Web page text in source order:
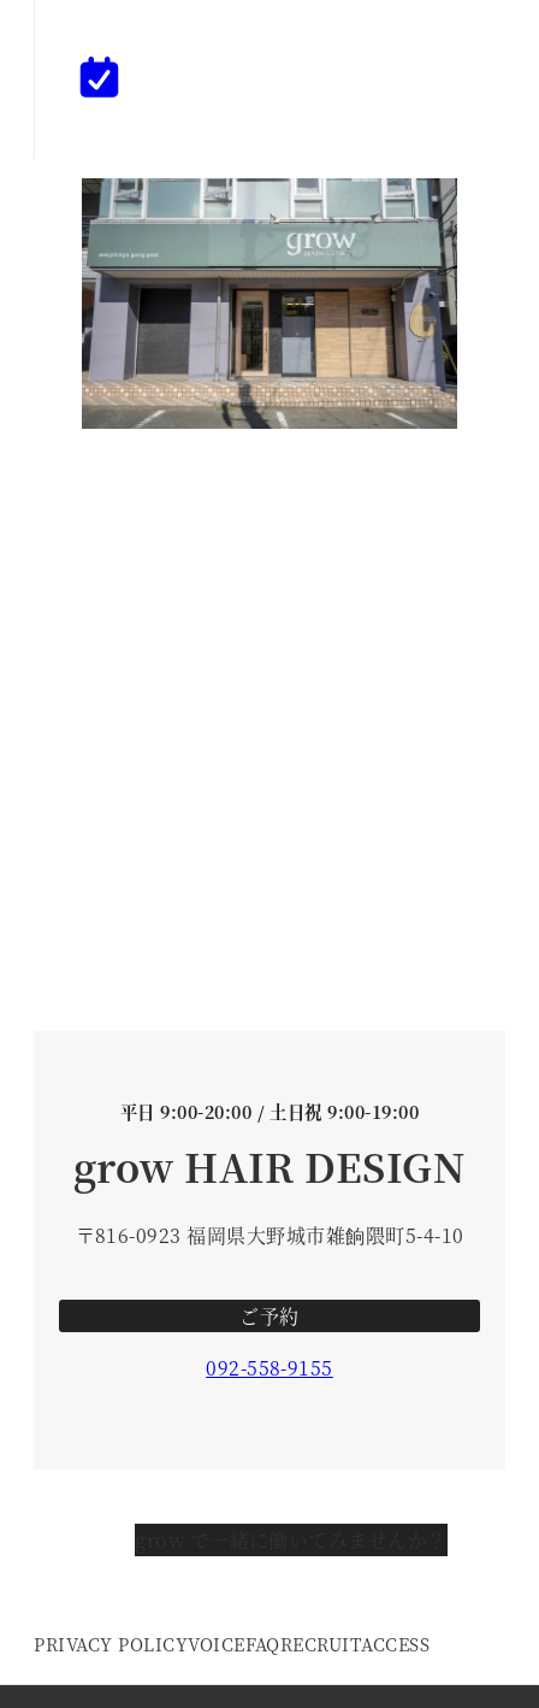
平日 9:00-20:00 / 土日祝 9:00-19:00
grow HAIR DESIGN
〒816-0923 福岡県大野城市雑餉隈町5-4-10
ご予約
092-558-9155
PRIVACY POLICYVOICEFAQRECRUITACCESS